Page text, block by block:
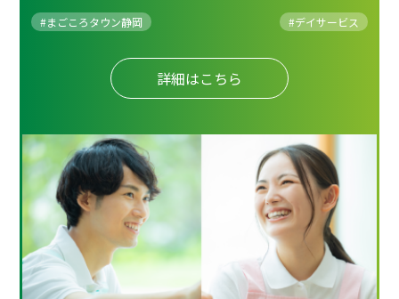
#まごころタウン静岡 #デイサービス
詳細はこちら